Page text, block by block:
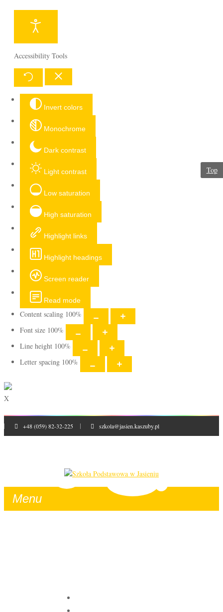
Accessibility Tools
Invert colors
Monochrome
Dark contrast
Light contrast
Low saturation
High saturation
Highlight links
Highlight headings
Screen reader
Read mode
Content scaling 100%
Font size 100%
Line height 100%
Letter spacing 100%
X
+48 (059) 82-32-225 szkola@jasien.kaszuby.pl
Menu
Top